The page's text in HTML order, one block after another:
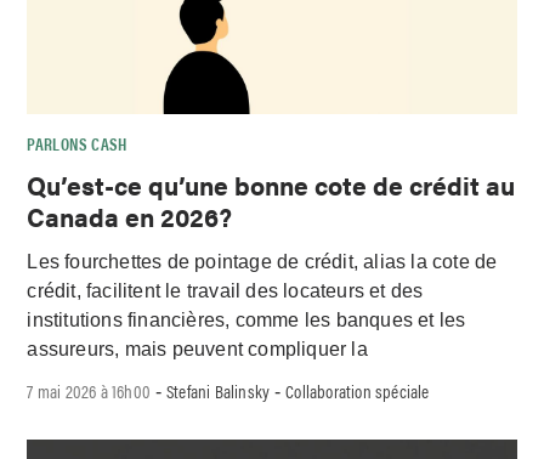
PARLONS CASH
Qu’est-ce qu’une bonne cote de crédit au
Canada en 2026?
Les fourchettes de pointage de crédit, alias la cote de
crédit, facilitent le travail des locateurs et des
institutions financières, comme les banques et les
assureurs, mais peuvent compliquer la
7 mai 2026 à 16h00 -Stefani Balinsky -Collaboration spéciale